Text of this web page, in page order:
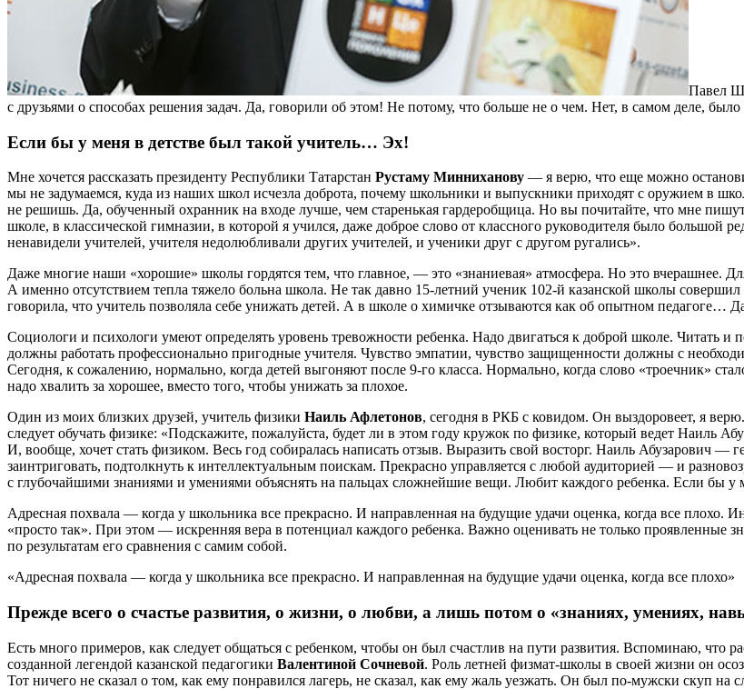
Павел
с друзьями о способах решения задач. Да, говорили об этом! Не потому, что больше не о чем. Нет, в самом деле, было
Если бы у меня в детстве был такой учитель… Эх!
Мне хочется рассказать президенту Республики Татарстан Рустаму Минниханову — я верю, что еще можно
мы не задумаемся, куда из наших школ исчезла доброта, почему школьники и выпускники приходят с оружием в
не решишь. Да, обученный охранник на входе лучше, чем старенькая гардеробщица. Но вы почитайте, что мне
школе, в классической гимназии, в которой я учился, даже доброе слово от классного руководителя было большой
ненавидели учителей, учителя недолюбливали других учителей, и ученики друг с другом ругались».
Даже многие наши «хорошие» школы гордятся тем, что главное, — это «знаниевая» атмосфера. Но это вчерашнее.
А именно отсутствием тепла тяжело больна школа. Не так давно 15-летний ученик 102-й казанской школы
говорила, что учитель позволяла себе унижать детей. А в школе о химичке отзываются как об опытном педагоге…
Социологи и психологи умеют определять уровень тревожности ребенка. Надо двигаться к доброй школе. Читать и
должны работать профессионально пригодные учителя. Чувство эмпатии, чувство защищенности должны с
Сегодня, к сожалению, нормально, когда детей выгоняют после 9-го класса. Нормально, когда слово «троечник»
надо хвалить за хорошее, вместо того, чтобы унижать за плохое.
Один из моих близких друзей, учитель физики Наиль Афлетонов, сегодня в РКБ с ковидом. Он выздоровеет, я
следует обучать физике: «Подскажите, пожалуйста, будет ли в этом году кружок по физике, который ведет Наиль
И, вообще, хочет стать физиком. Весь год собиралась написать отзыв. Выразить свой восторг. Наиль Абузарович —
заинтриговать, подтолкнуть к интеллектуальным поискам. Прекрасно управляется с любой аудиторией — и
с глубочайшими знаниями и умениями объяснять на пальцах сложнейшие вещи. Любит каждого ребенка. Если бы у
Адресная похвала — когда у школьника все прекрасно. И направленная на будущие удачи оценка, когда все
«просто так». При этом — искренняя вера в потенциал каждого ребенка. Важно оценивать не только проявленные
по результатам его сравнения с самим собой.
«Адресная похвала — когда у школьника все прекрасно. И направленная на будущие удачи оценка, когда все плохо»
Прежде всего о счастье развития, о жизни, о любви, а лишь потом о «знаниях, умениях,
Есть много примеров, как следует общаться с ребенком, чтобы он был счастлив на пути развития. Вспоминаю, что
созданной легендой казанской педагогики Валентиной Сочневой. Роль летней физмат-школы в своей жизни он
Тот ничего не сказал о том, как ему понравился лагерь, не сказал, как ему жаль уезжать. Он был по-мужски скуп на